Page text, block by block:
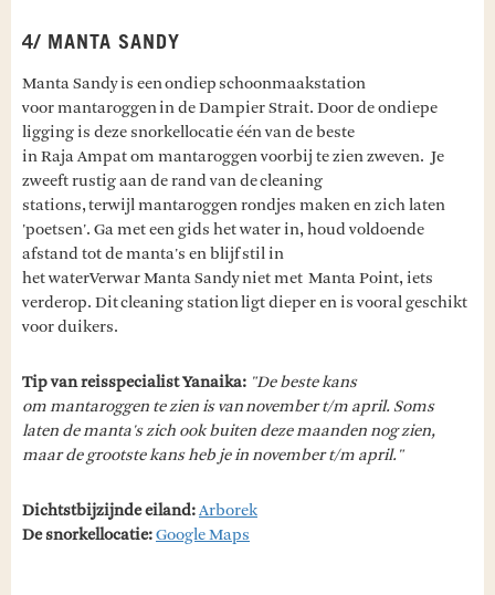
4/ MANTA SANDY
Manta Sandy is een ondiep schoonmaakstation
voor mantaroggen in de Dampier Strait. Door de ondiepe
ligging is deze snorkellocatie één van de beste
in Raja Ampat om mantaroggen voorbij te zien zweven. Je
zweeft rustig aan de rand van de cleaning
stations, terwijl mantaroggen rondjes maken en zich laten
'poetsen'. Ga met een gids het water in, houd voldoende
afstand tot de manta's en blijf stil in
het waterVerwar Manta Sandy niet met Manta Point, iets
verderop. Dit cleaning station ligt dieper en is vooral geschikt
voor duikers.
Tip van reisspecialist Yanaika: "De beste kans
om mantaroggen te zien is van november t/m april. Soms
laten de manta's zich ook buiten deze maanden nog zien,
maar de grootste kans heb je in november t/m april."
Dichtstbijzijnde eiland:Arborek
De snorkellocatie:Google Maps